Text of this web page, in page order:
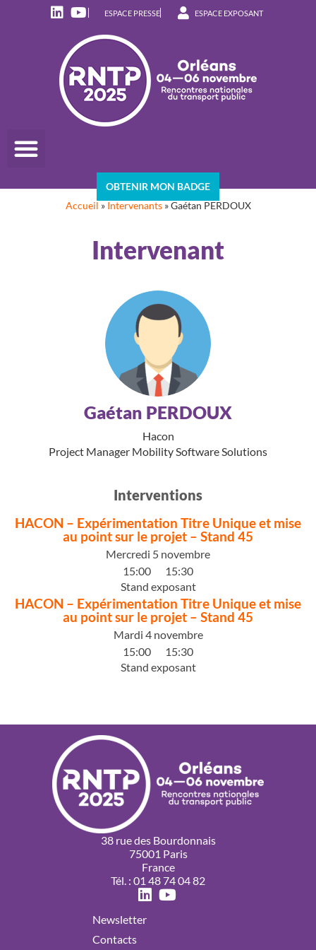
ESPACE PRESSE ESPACE EXPOSANT
OBTENIR MON BADGE
Accueil » Intervenants»Gaétan PERDOUX
Intervenant
Gaétan PERDOUX
Hacon
Project Manager Mobility Software Solutions
Interventions
HACON – Expérimentation Titre Unique et mise
au point sur le projet – Stand 45
Mercredi 5 novembre
15:00
15:30
Stand exposant
HACON – Expérimentation Titre Unique et mise
au point sur le projet – Stand 45
Mardi 4 novembre
15:00
15:30
Stand exposant
38 rue des Bourdonnais
75001 Paris
France
Tél. : 01 48 74 04 82
Newsletter
Contacts